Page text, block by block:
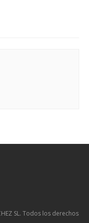
SL. Todos los derechos